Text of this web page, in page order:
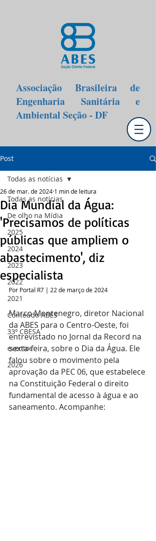
Associação Brasileira de
Engenharia Sanitária e
Ambiental Seção - DF
Post
Todas as notícias
De olho na Mídia
2025
2024
2023
2022
2021
Conteúdo ABES
33º CBESA
eventos
2026
Todas as notícias
Dia Mundial da Água:
'Precisamos de políticas
públicas que ampliem o
abastecimento', diz
especialista
26 de mar. de 2024 1 min de leitura
Por Portal R7 | 22 de março de 2024
Marco Montenegro, diretor Nacional
da ABES para o Centro-Oeste, foi
entrevistado no Jornal da Record na
sexta-feira, sobre o Dia da Água. Ele
falou sobre o movimento pela
aprovação da PEC 06, que estabelece
na Constituição Federal o direito
fundamental de acesso à água e ao
saneamento. Acompanhe: